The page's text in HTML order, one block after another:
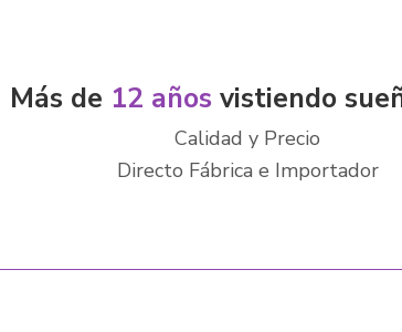
Más de 12 años vistiendo
Calidad y Precio
Directo Fábrica e Importador